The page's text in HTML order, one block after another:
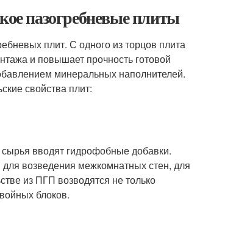
пазогребневые плиты
плит. С одного из торцов плита
и повышает прочность готовой
минеральных наполнителей.
свойства плит:
вводят гидрофобные добавки.
возведения межкомнатных стен, для
из ПГП возводятся не только
блоков.